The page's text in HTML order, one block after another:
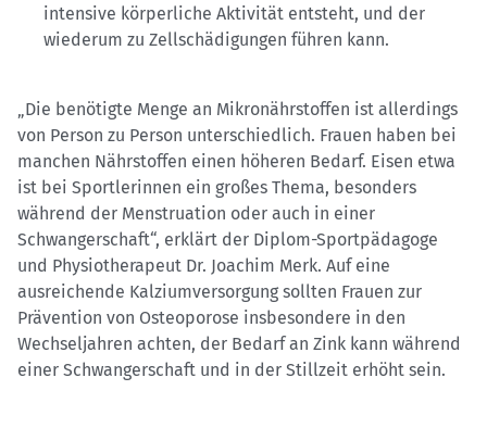
intensive körperliche Aktivität entsteht, und der
wiederum zu Zellschädigungen führen kann.
„Die benötigte Menge an Mikronährstoffen ist allerdings
von Person zu Person unterschiedlich. Frauen haben bei
manchen Nährstoffen einen höheren Bedarf. Eisen etwa
ist bei Sportlerinnen ein großes Thema, besonders
während der Menstruation oder auch in einer
Schwangerschaft“, erklärt der Diplom-Sportpädagoge
und Physiotherapeut Dr. Joachim Merk. Auf eine
ausreichende Kalziumversorgung sollten Frauen zur
Prävention von Osteoporose insbesondere in den
Wechseljahren achten, der Bedarf an Zink kann während
einer Schwangerschaft und in der Stillzeit erhöht sein.